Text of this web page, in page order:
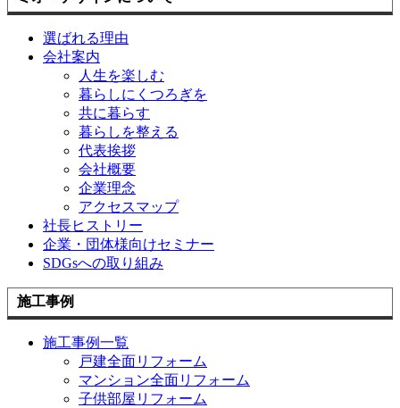
選ばれる理由
会社案内
人生を楽しむ
暮らしにくつろぎを
共に暮らす
暮らしを整える
代表挨拶
会社概要
企業理念
アクセスマップ
社長ヒストリー
企業・団体様向けセミナー
SDGsへの取り組み
施工事例
施工事例一覧
戸建全面リフォーム
マンション全面リフォーム
子供部屋リフォーム